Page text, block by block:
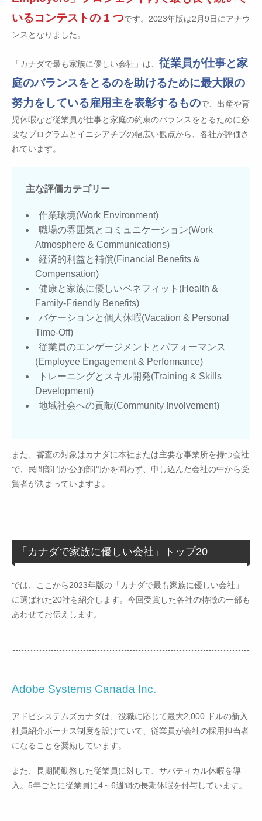
いるコンテストの 1 つです。2023年版は2月9日にアナウ
ンスとなりました。
「カナダで最も家族に優しい会社」は、 従業員が仕事と家
庭のバランスをとるのを助けるために最大限の
努力をしている雇用主を表彰するもので、出産や育
児休暇など従業員が仕事と家庭の約束のバランスをとるために必
要なプログラムとイニシアチブの幅広い観点から、各社が評価さ
れています。
主な評価カテゴリー
作業環境(Work Environment)
職場の雰囲気とコミュニケーション(Work
Atmosphere & Communications)
経済的利益と補償(Financial Benefits &
Compensation)
健康と家族に優しいベネフィット(Health &
Family-Friendly Benefits)
バケーションと個人休暇(Vacation & Personal
Time-Off)
従業員のエンゲージメントとパフォーマンス
(Employee Engagement & Performance)
トレーニングとスキル開発(Training & Skills
Development)
地域社会への貢献(Community Involvement)
また、審査の対象はカナダに本社または主要な事業所を持つ会社
で、民間部門か公的部門かを問わず、申し込んだ会社の中から受
賞者が決まっていますよ。
「カナダで家族に優しい会社」トップ20
では、ここから2023年版の「カナダで最も家族に優しい会社」
に選ばれた20社を紹介します。今回受賞した各社の特徴の一部も
あわせてお伝えします。
Adobe Systems Canada Inc.
アドビシステムズカナダは、役職に応じて最大2,000 ドルの新入
社員紹介ボーナス制度を設けていて、従業員が会社の採用担当者
になることを奨励しています。
また、長期間勤務した従業員に対して、サバティカル休暇を導
入。5年ごとに従業員に4～6週間の長期休暇を付与しています。